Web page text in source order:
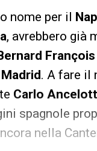
nome per il
, avrebbero già
. A fare il
Carlo
spagnole
nella